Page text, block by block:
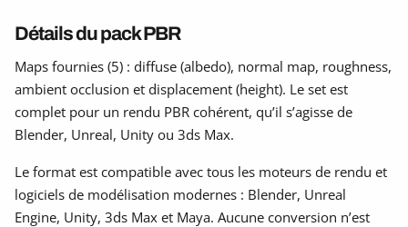
Détails du pack PBR
Maps fournies (5) : diffuse (albedo), normal map, roughness,
ambient occlusion et displacement (height). Le set est
complet pour un rendu PBR cohérent, qu’il s’agisse de
Blender, Unreal, Unity ou 3ds Max.
Le format est compatible avec tous les moteurs de rendu et
logiciels de modélisation modernes : Blender, Unreal
Engine, Unity, 3ds Max et Maya. Aucune conversion n’est